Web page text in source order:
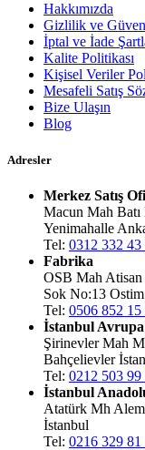
Hakkımızda
Gizlilik ve
İptal ve İade
Kalite Politikası
Kişisel Veriler
Mesafeli Satış
Bize Ulaşın
Blog
Adresler
Merkez Satış
Macun Mah
Yenimahalle
Tel: 0312 332 43
Fabrika
OSB Mah Atisan
Sok No:13
Tel: 0506 852 15
İstanbul Avrupa
Şirinevler Mah
Bahçelievler
Tel: 0212 503 99
İstanbul
Atatürk Mh
İstanbul
Tel: 0216 329 81